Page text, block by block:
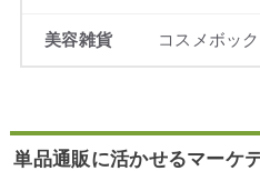
美容雑貨 コスメボッ
単品通販に活かせるマーケ